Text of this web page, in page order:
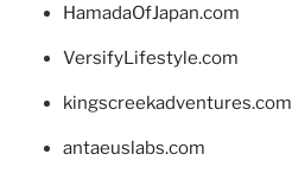
HamadaOfJapan.com
VersifyLifestyle.com
kingscreekadventures.com
antaeuslabs.com